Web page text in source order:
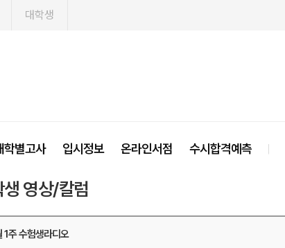
대학생
학별고사 입시정보 온라인서점 수시합격예측
생 영상/칼럼
1주 수험생라디오